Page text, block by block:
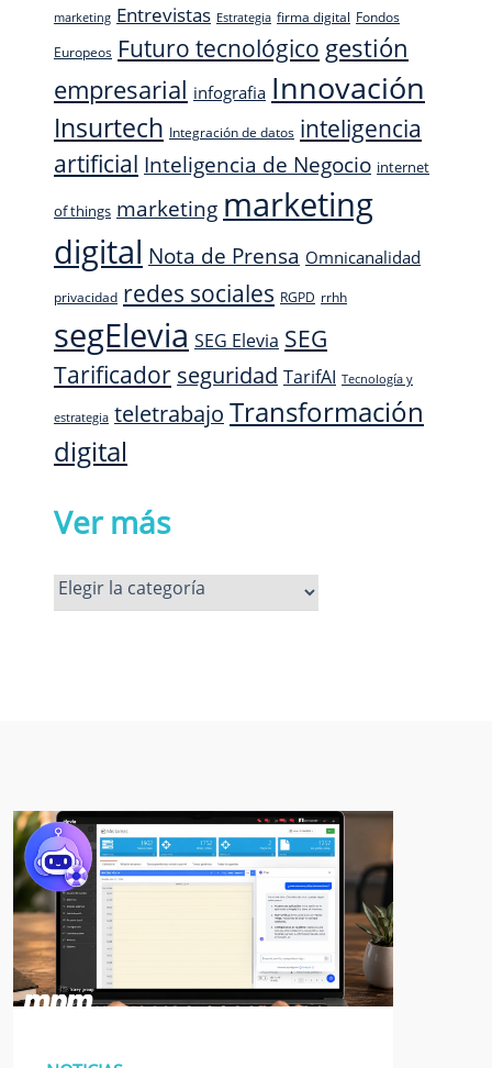
marketing Entrevistas Estrategia firma digital Fondos
Europeos Futuro tecnológico gestión
empresarial infografia Innovación
Insurtech Integración de datos inteligencia
artificial Inteligencia de Negocio internet
of things marketing marketing
digital Nota de Prensa Omnicanalidad
privacidad redes sociales RGPD rrhh
segElevia SEG Elevia SEG
Tarificador seguridad TarifAI Tecnología y
estrategia teletrabajo Transformación
digital
Ver más
Ver
más